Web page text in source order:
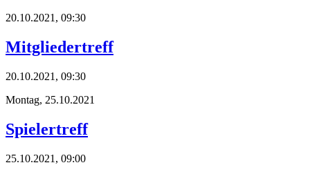
20.10.2021, 09:30
Mitgliedertreff
20.10.2021, 09:30
Montag, 25.10.2021
Spielertreff
25.10.2021, 09:00